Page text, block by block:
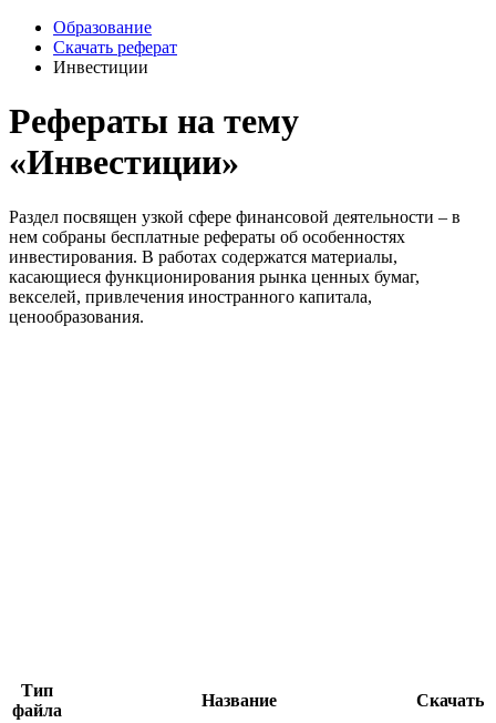
Образование
Скачать реферат
Инвестиции
Рефераты на тему
«Инвестиции»
Раздел посвящен узкой сфере финансовой деятельности – в
нем собраны бесплатные рефераты об особенностях
инвестирования. В работах содержатся материалы,
касающиеся функционирования рынка ценных бумаг,
векселей, привлечения иностранного капитала,
ценообразования.
Тип
файла
Название
Скачать